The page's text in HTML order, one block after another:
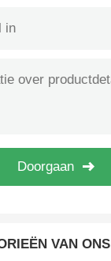
van ppVAN ONS